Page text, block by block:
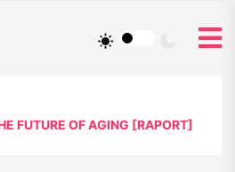
FUTURE OF AGING [RAPORT]